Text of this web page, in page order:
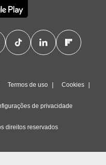
Termos de uso Cookies
de privacidade
direitos reservados